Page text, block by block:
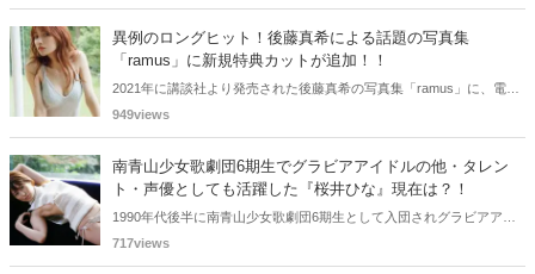
なくなりました。
異例のロングヒット！後藤真希による話題の写真集
「ramus」に新規特典カットが追加！！
2021年に講談社より発売された後藤真希の写真集「ramus」に、電子
版限定特典として新たな5カットを追加した「電子書籍限定カット付
949views
南青山少女歌劇団6期生でグラビアアイドルの他・タレン
ト・声優としても活躍した『桜井ひな』現在は？！
1990年代後半に南青山少女歌劇団6期生として入団されグラビアアイ
ドル、女優、タレント、声優としても活躍した桜井ひなさん。懐かし
717views